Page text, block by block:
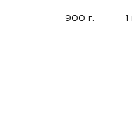
900 г. 1